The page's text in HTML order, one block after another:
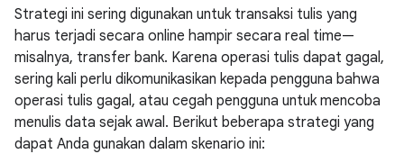
Strategi ini sering digunakan untuk transaksi tulis yang
harus terjadi secara online hampir secara real time—
misalnya, transfer bank. Karena operasi tulis dapat gagal,
sering kali perlu dikomunikasikan kepada pengguna bahwa
operasi tulis gagal, atau cegah pengguna untuk mencoba
menulis data sejak awal. Berikut beberapa strategi yang
dapat Anda gunakan dalam skenario ini: